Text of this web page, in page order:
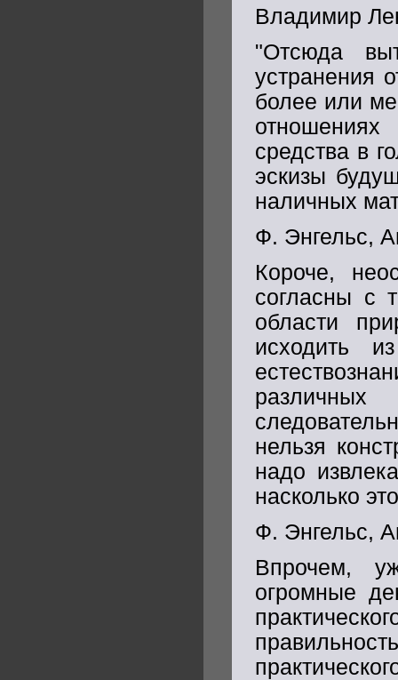
Владимир
"Отсюда
устранения
более или
средства в
эскизы
наличных
Ф. Энгельс,
Короче,
согласны с
области
исходить
нельзя
надо
насколько
Ф. Энгельс,
Впрочем,
огромные